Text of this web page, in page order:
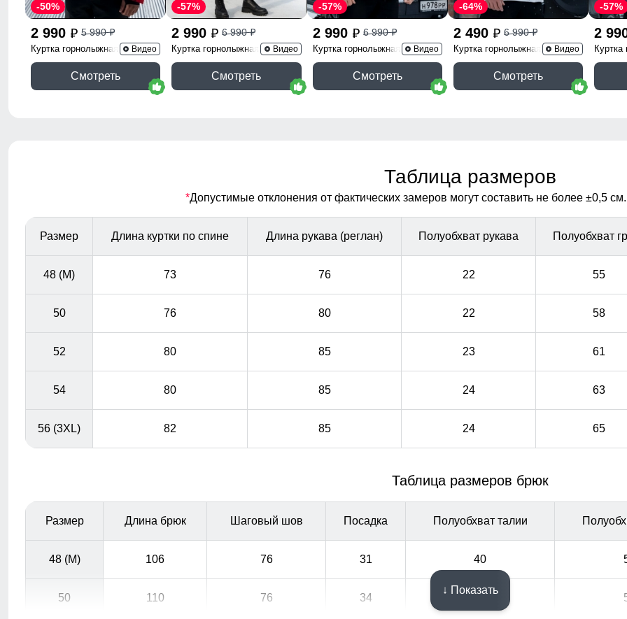
2 990 p 5 990p
-50%
Куртка горнолыжная 7616Kr
Видео
Смотреть
2 990 p 6 990p
-57%
Куртка горнолыжная 2302TS
Видео
Смотреть
2 990 p 6 990p
-57%
Куртка горнолыжная 2302Kh
Видео
Смотреть
2 490 p 6 990p
-64%
Куртка горнолыжная 2302Bl
Видео
Смотреть
2
-57%
Куртка
Таблица размеров
*Допустимые отклонения от фактических замеров могут составить не более ±0,5
Размер Длина куртки по спине Длина рукава (реглан) Полуобхват рукава Полуобхват
48 (M) 73 76 22 55
50 76 80 22 58
52 80 85 23 61
54 80 85 24 63
56 (3XL) 82 85 24 65
Таблица размеров брюк
Размер Длина брюк Шаговый шов Посадка Полуобхват талии
48 (M) 106 76 31 40
50 110 76 34 43
↓ Показать